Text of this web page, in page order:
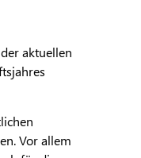
aktuellen
Vor allem